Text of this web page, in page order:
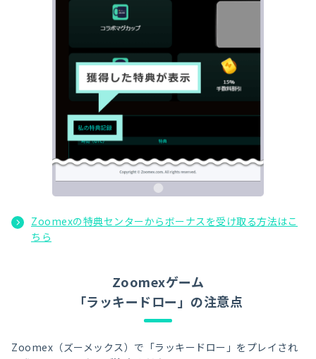
Zoomexの特典センターからボーナスを受け取る方法はこ
ちら
Zoomexゲーム
「ラッキードロー」の注意点
Zoomex（ズーメックス）で「ラッキードロー」をプレイされ